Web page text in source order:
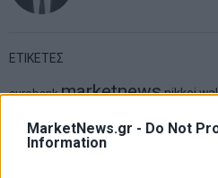
MarketNews.gr - Do Not
Information
ΕΤΙΚΕΤΕΣ
eurobank marketnewsnikkei
διαπραγματευση δντ